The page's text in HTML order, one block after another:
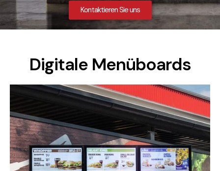
Kontaktieren Sie uns
Digitale Menüboards